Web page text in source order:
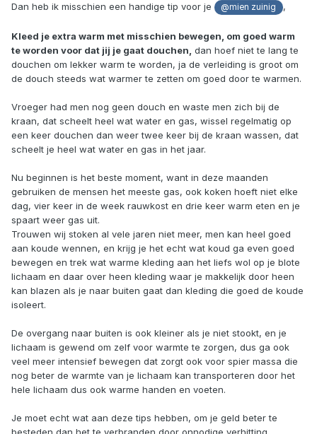
Dan heb ik misschien een handige tip voor je @mien zuinig ,
Kleed je extra warm met misschien bewegen, om goed warm
te worden voor dat jij je gaat douchen, dan hoef niet te lang te
douchen om lekker warm te worden, ja de verleiding is groot om
de douch steeds wat warmer te zetten om goed door te warmen.
Vroeger had men nog geen douch en waste men zich bij de
kraan, dat scheelt heel wat water en gas, wissel regelmatig op
een keer douchen dan weer twee keer bij de kraan wassen, dat
scheelt je heel wat water en gas in het jaar.
Nu beginnen is het beste moment, want in deze maanden
gebruiken de mensen het meeste gas, ook koken hoeft niet elke
dag, vier keer in de week rauwkost en drie keer warm eten en je
spaart weer gas uit.
Trouwen wij stoken al vele jaren niet meer, men kan heel goed
aan koude wennen, en krijg je het echt wat koud ga even goed
bewegen en trek wat warme kleding aan het liefs wol op je blote
lichaam en daar over heen kleding waar je makkelijk door heen
kan blazen als je naar buiten gaat dan kleding die goed de koude
isoleert.
De overgang naar buiten is ook kleiner als je niet stookt, en je
lichaam is gewend om zelf voor warmte te zorgen, dus ga ook
veel meer intensief bewegen dat zorgt ook voor spier massa die
nog beter de warmte van je lichaam kan transporteren door het
hele lichaam dus ook warme handen en voeten.
Je moet echt wat aan deze tips hebben, om je geld beter te
besteden dan het te verbranden door onnodige verhitting.